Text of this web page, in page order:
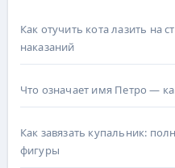
Как отучить кота лазить на
наказаний
Что означает имя Петро —
Как завязать купальник:
фигуры